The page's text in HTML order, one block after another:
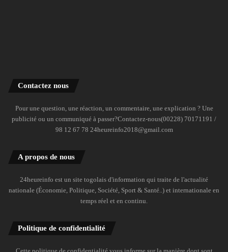
Contactez nous
Pour une question, une réaction, un commentaire, une explication ? Une
publicité ou un communiqué à passer?Contactez-nous(00228) 70171191 /
98 12 67 78 24heureinfo2018@gmail.com
A propos de nous
24heureinfo est un site togolais d'information qui traite de l'actualité
nationale (Économie, Politique, Société, Sport & Santé..) et internationale en
temps réel et en continu.
Politique de confidentialité